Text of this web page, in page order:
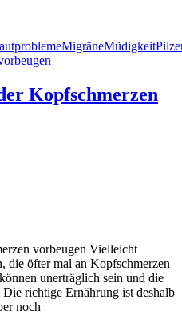
MigräneMüdigkeit
Kopfschmerzen
vorbeugen Vielleicht
die öfter mal an Kopfschmerzen
unerträglich sein und die
richtige Ernährung ist deshalb
noch